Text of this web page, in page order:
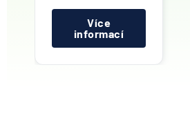
Více
informací